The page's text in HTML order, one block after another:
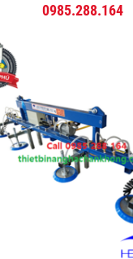
0985.288.164